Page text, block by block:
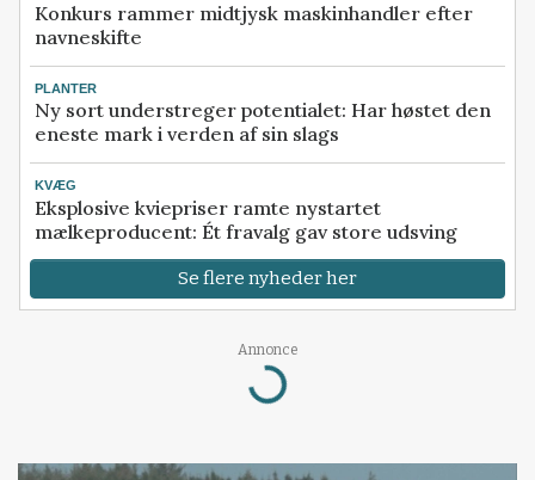
Konkurs rammer midtjysk maskinhandler efter
navneskifte
PLANTER
Ny sort understreger potentialet: Har høstet den
eneste mark i verden af sin slags
KVÆG
Eksplosive kviepriser ramte nystartet
mælkeproducent: Ét fravalg gav store udsving
Se flere nyheder her
Annonce
Loading...